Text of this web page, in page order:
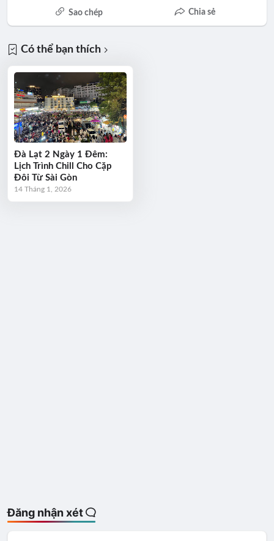
Sao chép Chia sẻ
Có thể bạn thích
Đà Lạt 2 Ngày 1 Đêm:
Lịch Trình Chill Cho Cặp
Đôi Từ Sài Gòn
14 Tháng 1, 2026
Đăng nhận xét